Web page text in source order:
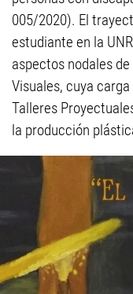
005/2020). El
estudiante en la
aspectos nodales
Visuales, cuya
Talleres
la producción